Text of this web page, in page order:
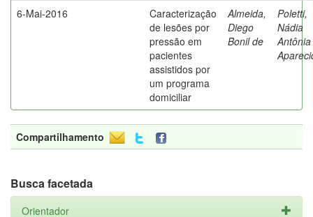
6-Mai-2016
Caracterização
de lesões por
pressão em
pacientes
assistidos por
um programa
domiciliar
Almeida,
Diego
Bonil de
Poletti,
Nádia
Antônia
Compartilhamento
Busca facetada
Orientador